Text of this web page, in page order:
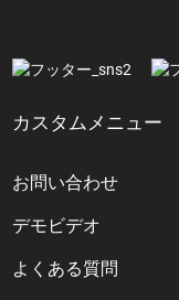
カスタムメニュー
お問い合わせ
デモビデオ
よくある質問